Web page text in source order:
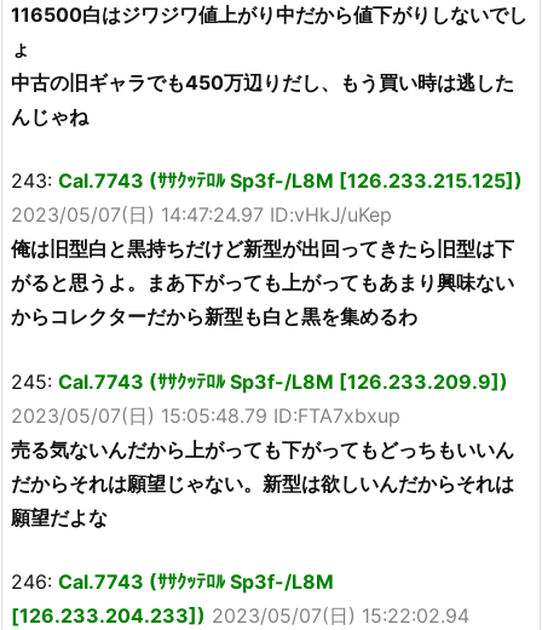
116500白はジワジワ値上がり中だから値下がりしないでし
ょ
中古の旧ギャラでも450万辺りだし、もう買い時は逃した
んじゃね
243: Cal.7743 (ｻｻｸｯﾃﾛﾙ Sp3f-/L8M [126.233.215.125])
2023/05/07(日) 14:47:24.97 ID:vHkJ/uKep
俺は旧型白と黒持ちだけど新型が出回ってきたら旧型は下
がると思うよ。まあ下がっても上がってもあまり興味ない
からコレクターだから新型も白と黒を集めるわ
245: Cal.7743 (ｻｻｸｯﾃﾛﾙ Sp3f-/L8M [126.233.209.9])
2023/05/07(日) 15:05:48.79 ID:FTA7xbxup
売る気ないんだから上がっても下がってもどっちもいいん
だからそれは願望じゃない。新型は欲しいんだからそれは
願望だよな
246: Cal.7743 (ｻｻｸｯﾃﾛﾙ Sp3f-/L8M
[126.233.204.233]) 2023/05/07(日) 15:22:02.94